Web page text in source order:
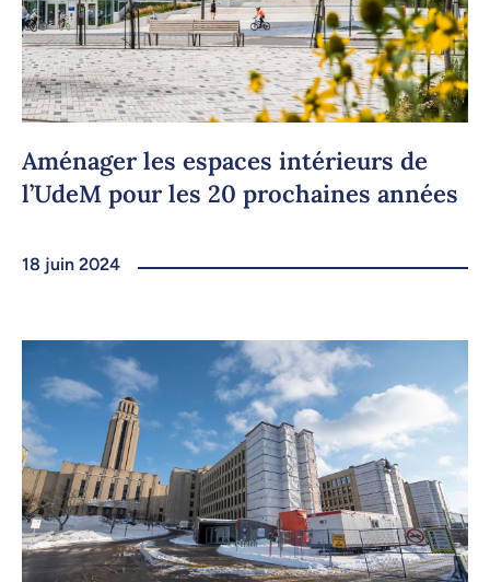
Aménager les espaces intérieurs de
l’UdeM pour les 20 prochaines années
18 juin 2024